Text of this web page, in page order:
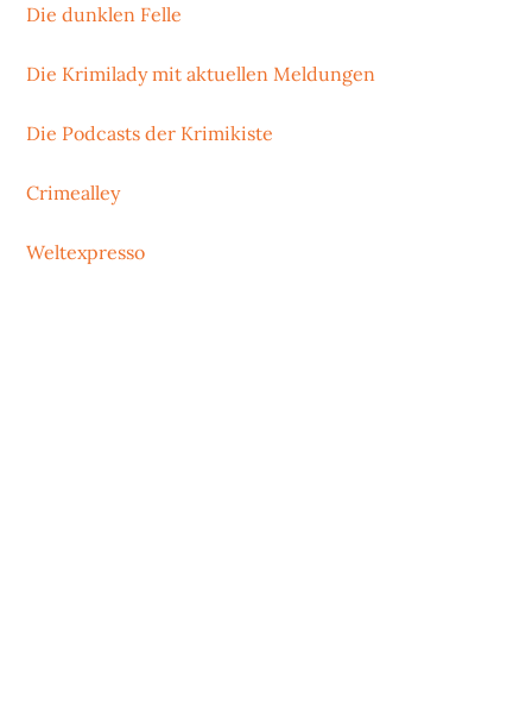
Die dunklen Felle
Die Krimilady mit aktuellen Meldungen
Die Podcasts der Krimikiste
Crimealley
Weltexpresso